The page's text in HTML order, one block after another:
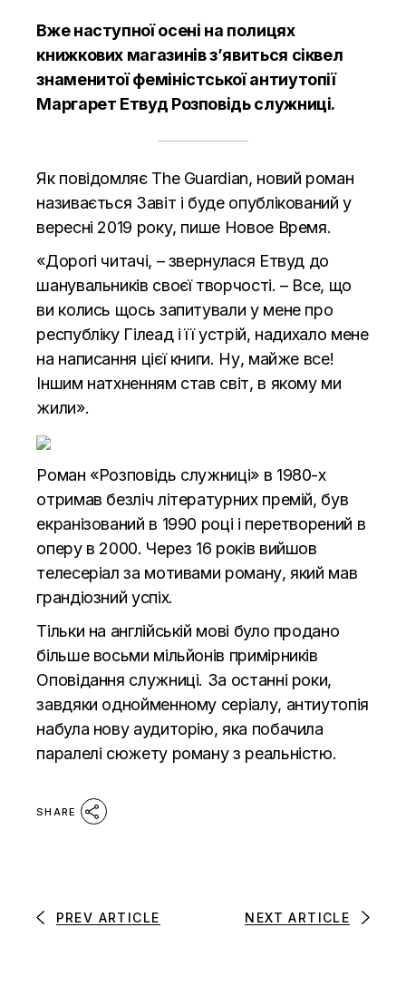
Вже наступної осені на полицях
книжкових магазинів з’явиться сіквел
знаменитої феміністської антиутопії
Маргарет Етвуд Розповідь служниці.
Як повідомляє The Guardian, новий роман
називається Завіт і буде опублікований у
вересні 2019 року, пише Новое Время.
«Дорогі читачі, – звернулася Етвуд до
шанувальників своєї творчості. – Все, що
ви колись щось запитували у мене про
республіку Гілеад і її устрій, надихало мене
на написання цієї книги. Ну, майже все!
Іншим натхненням став світ, в якому ми
жили».
Роман «Розповідь служниці» в 1980-х
отримав безліч літературних премій, був
екранізований в 1990 році і перетворений в
оперу в 2000. Через 16 років вийшов
телесеріал за мотивами роману, який мав
грандіозний успіх.
Тільки на англійській мові було продано
більше восьми мільйонів примірників
Оповідання служниці. За останні роки,
завдяки однойменному серіалу, антиутопія
набула нову аудиторію, яка побачила
паралелі сюжету роману з реальністю.
SHARE
PREV ARTICLE NEXT ARTICLE